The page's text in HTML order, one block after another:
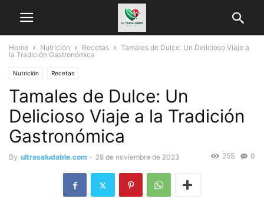
Home Nutrición Recetas
Tamales de Dulce: Un Delicioso Viaje a
la Tradición Gastronómica
Nutrición Recetas
Tamales de Dulce: Un
Delicioso Viaje a la Tradición
Gastronómica
By ultrasaludable.com - 28 de noviembre de 2023 0
255